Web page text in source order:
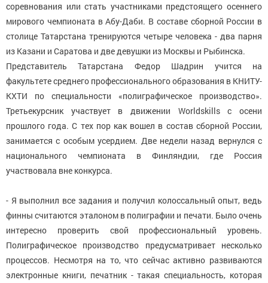
соревнования или стать участниками предстоящего осеннего
мирового чемпионата в Абу-Даби. В составе сборной России в
столице Татарстана тренируются четыре человека - два парня
из Казани и Саратова и две девушки из Москвы и Рыбинска.
Представитель Татарстана Федор Шадрин учится на
факультете среднего профессионального образования в КНИТУ-
КХТИ по специальности «полиграфическое производство».
Третьекурсник участвует в движении Worldskills с осени
прошлого года. С тех пор как вошел в состав сборной России,
занимается с особым усердием. Две недели назад вернулся с
национального чемпионата в Финляндии, где Россия
участвовала вне конкурса.
- Я выполнил все задания и получил колоссальный опыт, ведь
финны считаются эталоном в полиграфии и печати. Было очень
интересно проверить свой профессиональный уровень.
Полиграфическое производство предусматривает несколько
процессов. Несмотря на то, что сейчас активно развиваются
электронные книги, печатник - такая специальность, которая